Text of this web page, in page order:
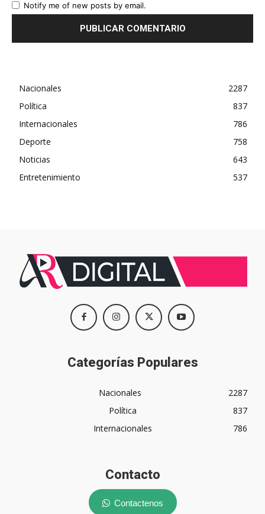
Notify me of new posts by email.
Nacionales
2287
Política
837
Internacionales
786
Deporte
758
Noticias
643
Entretenimiento
537
Categorías Populares
Nacionales
2287
Política
837
Internacionales
786
Contacto
Contactenos